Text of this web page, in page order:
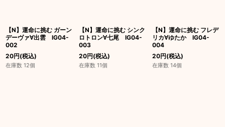
【N】運命に挑む ガーン
デーヴァ∀出雲 IG04-
002
20円(税込)
在庫数 12個
【N】運命に挑む シンク
ロトロン∀七尾 IG04-
003
20円(税込)
在庫数 11個
【N】運命に挑む フレデ
リカ∀ゆたか IG04-
004
20円(税込)
在庫数 14個